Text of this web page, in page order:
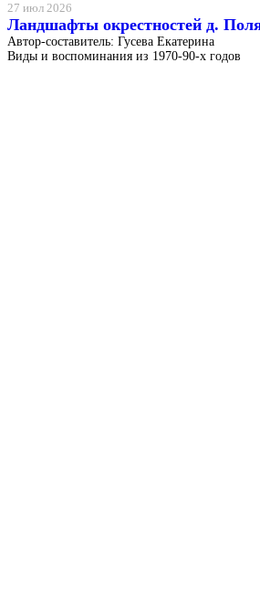
27 июл 2026
Ландшафты окрестностей д.
Автор-составитель: Гусева Екатерина
Виды и воспоминания из 1970-90-х годов